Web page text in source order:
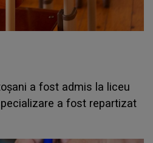
a fost admis la liceu
a fost repartizat